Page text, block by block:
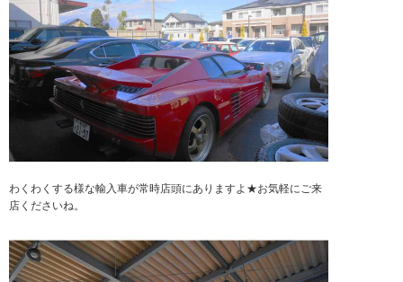
わくわくする様な輸入車が常時店頭にありますよ★お気軽にご来
店くださいね。